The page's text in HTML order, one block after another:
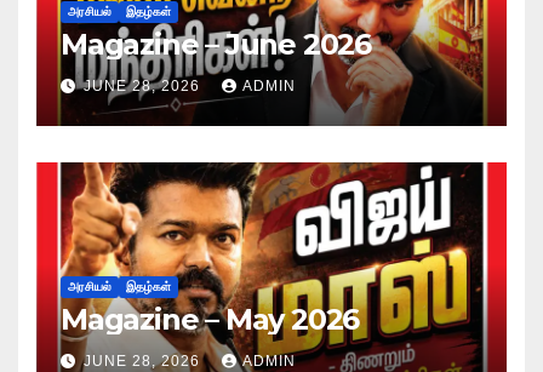
அரசியல் இதழ்கள்
Magazine – June 2026
JUNE 28, 2026 ADMIN
அரசியல் இதழ்கள்
Magazine – May 2026
JUNE 28, 2026 ADMIN